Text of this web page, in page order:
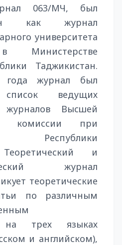
063/МЧ, был
как журнал
университета
Министерстве
Таджикистан.
журнал был
ведущих
журналов Высшей
комиссии при
Республики
и
журнал
теоретические
по различным
на трех языках
и английском),